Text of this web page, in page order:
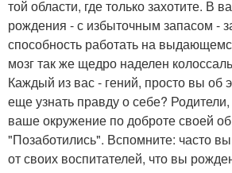
той области, где только захотите. В
рождения - с избыточным запасом -
способность работать на
мозг так же щедро наделен
Каждый из вас - гений, просто вы об
еще узнать правду о себе?
ваше окружение по доброте своей
"Позаботились". Вспомните: часто
от своих воспитателей, что вы